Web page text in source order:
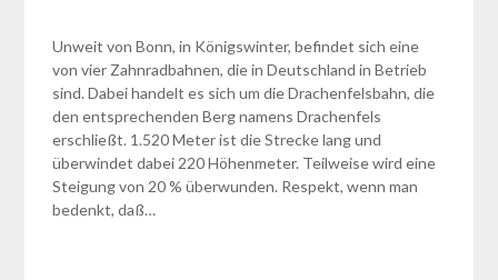
Unweit von Bonn, in Königswinter, befindet sich eine
von vier Zahnradbahnen, die in Deutschland in Betrieb
sind. Dabei handelt es sich um die Drachenfelsbahn, die
den entsprechenden Berg namens Drachenfels
erschließt. 1.520 Meter ist die Strecke lang und
überwindet dabei 220 Höhenmeter. Teilweise wird eine
Steigung von 20 % überwunden. Respekt, wenn man
bedenkt, daß…